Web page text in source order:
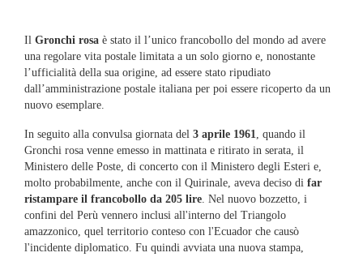
Il Gronchi rosa è stato il l’unico francobollo del mondo ad avere
una regolare vita postale limitata a un solo giorno e, nonostante
l’ufficialità della sua origine, ad essere stato ripudiato
dall’amministrazione postale italiana per poi essere ricoperto da un
nuovo esemplare.
In seguito alla convulsa giornata del 3 aprile 1961, quando il
Gronchi rosa venne emesso in mattinata e ritirato in serata, il
Ministero delle Poste, di concerto con il Ministero degli Esteri e,
molto probabilmente, anche con il Quirinale, aveva deciso di far
ristampare il francobollo da 205 lire. Nel nuovo bozzetto, i
confini del Perù vennero inclusi all'interno del Triangolo
amazzonico, quel territorio conteso con l'Ecuador che causò
l'incidente diplomatico. Fu quindi avviata una nuova stampa,